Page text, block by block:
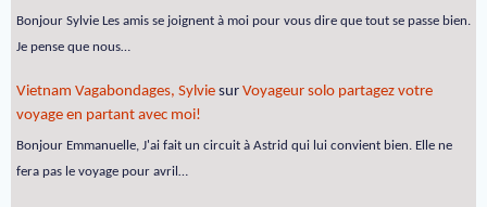
Bonjour Sylvie Les amis se joignent à moi pour vous dire que tout se passe bien.
Je pense que nous…
Vietnam Vagabondages, Sylvie sur Voyageur solo partagez votre
voyage en partant avec moi!
Bonjour Emmanuelle, J'ai fait un circuit à Astrid qui lui convient bien. Elle ne
fera pas le voyage pour avril…